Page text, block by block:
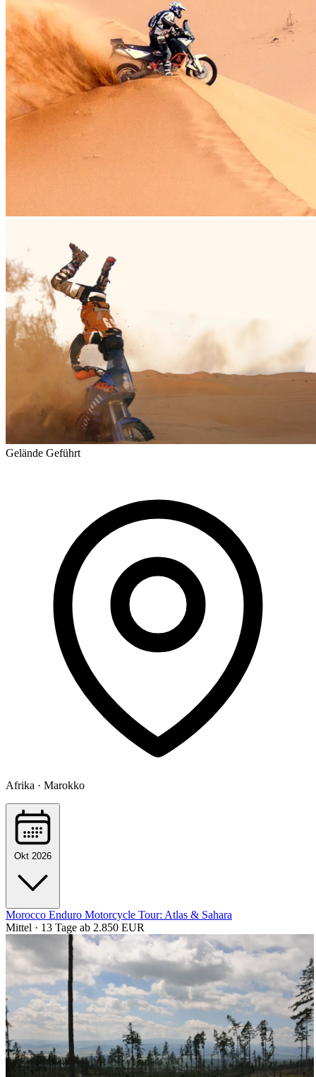
Gelände Geführt
Afrika · Marokko
Okt 2026
Morocco Enduro Motorcycle Tour: Atlas & Sahara
Mittel · 13 Tage ab 2.850 EUR